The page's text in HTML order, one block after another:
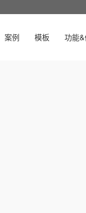
案例 模板 功能